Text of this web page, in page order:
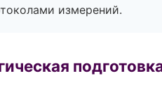
измерений.